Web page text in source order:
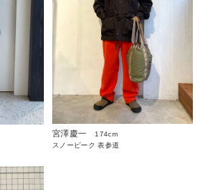
宮澤慶一
174cm
スノーピーク 表参道